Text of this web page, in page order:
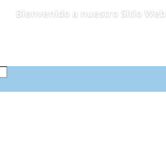
Bienvenido a nuestro Sitio Web